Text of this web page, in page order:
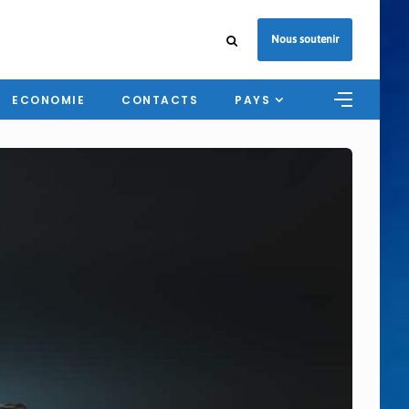
Nous soutenir
ECONOMIE CONTACTS PAYS